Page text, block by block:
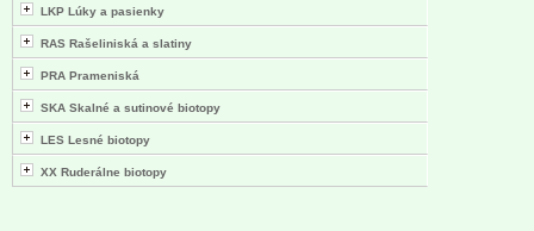
LKP Lúky a pasienky
RAS Rašeliniská a slatiny
PRA Prameniská
SKA Skalné a sutinové biotopy
LES Lesné biotopy
XX Ruderálne biotopy